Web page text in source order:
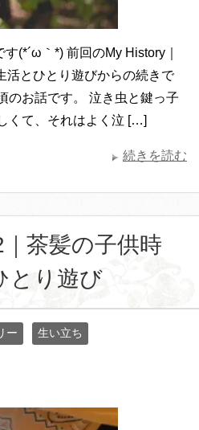
(*´ω｀*) 前回のMy History｜
活とひとり遊びからの続きで
のお話です。 泣き虫と鍵っ子
くて、それはよく泣 […]
続きを読む
茶髪の子供時
とり遊び
ー 生い立ち